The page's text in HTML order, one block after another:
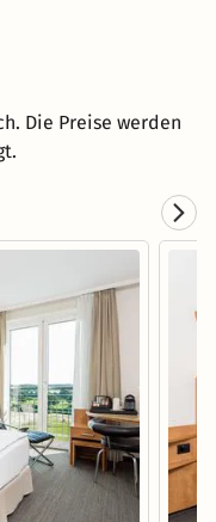
Die Preise werden